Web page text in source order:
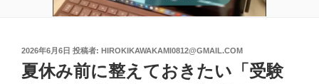
投
稿
日:
2026年6月6日 投稿者: HIROKIKAWAKAMI0812@GMAIL.COM
夏休み前に整えておきたい「受験